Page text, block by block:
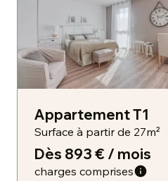
Appartement T1
Surface à partir de 27m²
Dès 893 € / mois
charges comprises